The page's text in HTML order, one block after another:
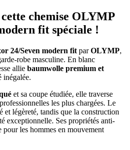
chemise OLYMP
fit spéciale !
24/Seven modern fit parOLYMP,
robe masculine. En blanc
allie baumwolle premium et
et sa coupe étudiée, elle traverse
les plus chargées. Le
et légèreté, tandis que la construction
exceptionnelle. Ses propriétés anti-
pour les hommes en mouvement